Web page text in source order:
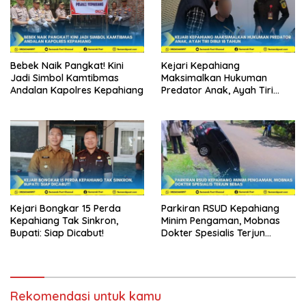
Bebek Naik Pangkat! Kini
Jadi Simbol Kamtibmas
Andalan Kapolres Kepahiang
Kejari Kepahiang
Maksimalkan Hukuman
Predator Anak, Ayah Tiri
Kejari Bongkar 15 Perda
Kepahiang Tak Sinkron,
Bupati: Siap Dicabut!
Parkiran RSUD Kepahiang
Minim Pengaman, Mobnas
Dokter Spesialis Terjun
Rekomendasi untuk kamu